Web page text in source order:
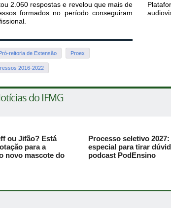
2.060 respostas e revelou que mais de
formados no período conseguiram
Pró-reitoria de Extensão Proex
2016-2022
do IFMG
ou Jifão? Está
para a
novo mascote do
Processo seletivo
especial para tirar
podcast PodEnsino